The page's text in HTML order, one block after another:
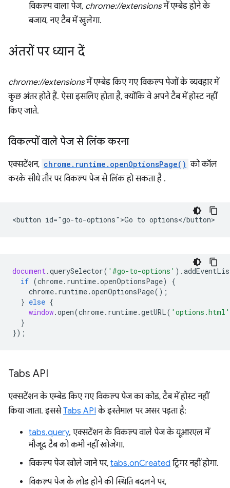
विकल्प वाला पेज, chrome://extensionsमें एम्बेड होने के
बजाय, नए टैब में खुलेगा.
अंतरों पर ध्यान दें
chrome://extensionsमें एम्बेड किए गए विकल्प पेजों के व्यवहार में
कुछ अंतर होते हैं. ऐसा इसलिए होता है, क्योंकि वे अपने टैब में होस्ट नहीं
किए जाते.
विकल्पों वाले पेज से लिंक करना
एक्सटेंशन, chrome.runtime.openOptionsPage() को कॉल
करके सीधे तौर पर विकल्प पेज से लिंक हो सकता है .
document .querySelector( '#go-to-options' ).
if (chrome. runtime.openOptionsPage)
{
chrome. runtime.openOptionsPage();
} else {
window.open(chrome. runtime.getURL( 'options.html'
}
});
Tabs API
एक्सटेंशन के एम्बेड किए गए विकल्प पेज का कोड, टैब में होस्ट नहीं
किया जाता. इससेTabs API के इस्तेमाल पर असर पड़ता है:
tabs.query, एक्सटेंशन के विकल्प वाले पेज के यूआरएल में
मौजूद टैब को कभी नहीं खोजेगा.
विकल्प पेज खोले जाने पर, tabs.onCreated ट्रिगर नहीं होगा.
विकल्प पेज के लोड होने की स्थिति बदलने पर,